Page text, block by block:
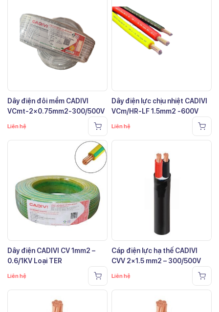
Dây điện đôi mềm CADIVI
VCmt-2×0.75mm2-300/500V
Liên hệ
Dây điện lực chịu nhiệt CADIVI
VCm/HR-LF 1.5mm2 -600V
Liên hệ
Dây điện CADIVI CV 1mm2 –
0.6/1KV Loại TER
Liên hệ
Cáp điện lực hạ thế CADIVI
CVV 2×1.5 mm2 – 300/500V
Liên hệ